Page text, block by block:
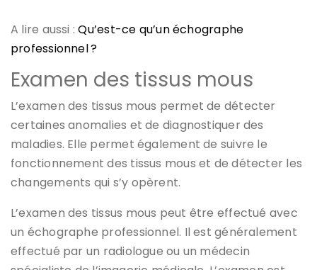
A lire aussi :Qu’est-ce qu’un échographe
professionnel ?
Examen des tissus mous
L’examen des tissus mous permet de détecter
certaines anomalies et de diagnostiquer des
maladies. Elle permet également de suivre le
fonctionnement des tissus mous et de détecter les
changements qui s’y opèrent.
L’examen des tissus mous peut être effectué avec
un échographe professionnel. Il est généralement
effectué par un radiologue ou un médecin